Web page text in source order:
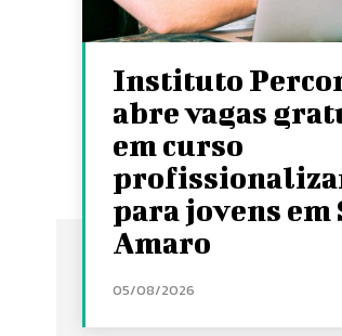
Instituto
abre vagas
em curso
para jovens em
Amaro
05/08/2026